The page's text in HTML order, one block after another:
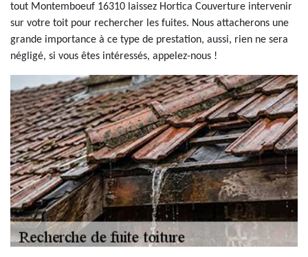
tout Montemboeuf 16310 laissez Hortica Couverture intervenir
sur votre toit pour rechercher les fuites. Nous attacherons une
grande importance à ce type de prestation, aussi, rien ne sera
négligé, si vous êtes intéressés, appelez-nous !